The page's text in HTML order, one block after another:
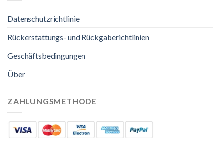
Datenschutzrichtlinie
Rückerstattungs- und Rückgaberichtlinien
Geschäftsbedingungen
Über
ZAHLUNGSMETHODE